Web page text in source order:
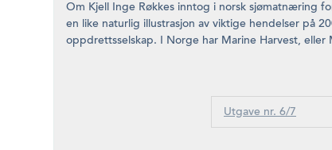
Om Kjell Inge Røkkes inntog i norsk sjømatnæring
en like naturlig illustrasjon av viktige hendelser på
oppdrettsselskap. I Norge har Marine Har­vest,
Utgave nr. 6/7